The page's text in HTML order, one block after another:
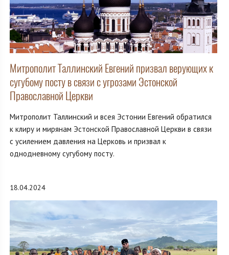
Митрополит Таллинский Евгений призвал верующих к
сугубому посту в связи с угрозами Эстонской
Православной Церкви
Митрополит Таллинский и всея Эстонии Евгений обратился
к клиру и мирянам Эстонской Православной Церкви в связи
с усилением давления на Церковь и призвал к
однодневному сугубому посту.
18.04.2024